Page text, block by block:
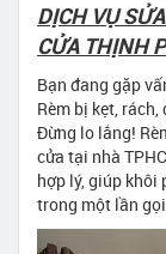
DỊCH VỤ
CỬA THỊNH
Bạn đang gặp
Rèm bị kẹt,
Đừng lo lắng!
cửa tại nhà
hợp lý, giúp khôi
trong một lần